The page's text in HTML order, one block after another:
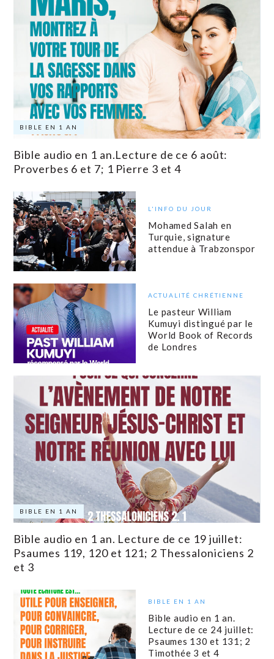
BIBLE EN 1 AN
Bible audio en 1 an.Lecture de ce 6 août:
Proverbes 6 et 7; 1 Pierre 3 et 4
L'INFO DU JOUR
Mohamed Salah en
Turquie, signature
attendue à Trabzonspor
ACTUALITÉ CHRÉTIENNE
Le pasteur William
Kumuyi distingué par le
World Book of Records
de Londres
BIBLE EN 1 AN
Bible audio en 1 an. Lecture de ce 19 juillet:
Psaumes 119, 120 et 121; 2 Thessaloniciens 2
et 3
BIBLE EN 1 AN
Bible audio en 1 an.
Lecture de ce 24 juillet:
Psaumes 130 et 131; 2
Timothée 3 et 4